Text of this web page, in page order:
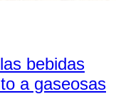
bebidas
a gaseosas